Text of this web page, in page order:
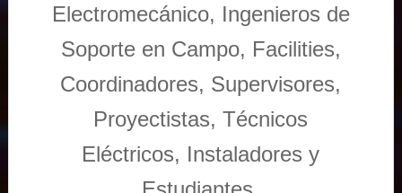
Electromecánico, Ingenieros de
Soporte en Campo, Facilities,
Coordinadores, Supervisores,
Proyectistas, Técnicos
Eléctricos, Instaladores y